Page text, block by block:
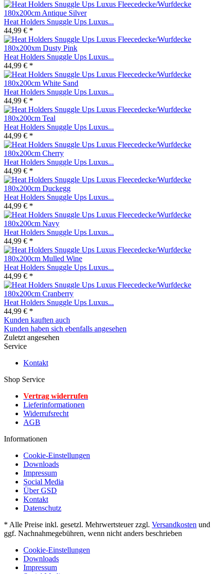
Heat Holders Snuggle Ups Luxus...
44,99 € *
Heat Holders Snuggle Ups Luxus...
44,99 € *
Heat Holders Snuggle Ups Luxus...
44,99 € *
Heat Holders Snuggle Ups Luxus...
44,99 € *
Heat Holders Snuggle Ups Luxus...
44,99 € *
Heat Holders Snuggle Ups Luxus...
44,99 € *
Heat Holders Snuggle Ups Luxus...
44,99 € *
Heat Holders Snuggle Ups Luxus...
44,99 € *
Heat Holders Snuggle Ups Luxus...
44,99 € *
Kunden kauften auch
Kunden haben sich ebenfalls angesehen
Zuletzt angesehen
Service
Kontakt
Shop Service
Vertrag widerrufen
Lieferinformationen
Widerrufsrecht
AGB
Informationen
Cookie-Einstellungen
Downloads
Impressum
Social Media
Über GSD
Kontakt
Datenschutz
* Alle Preise inkl. gesetzl. Mehrwertsteuer zzgl. Versandkosten und
ggf. Nachnahmegebühren, wenn nicht anders beschrieben
Cookie-Einstellungen
Downloads
Impressum